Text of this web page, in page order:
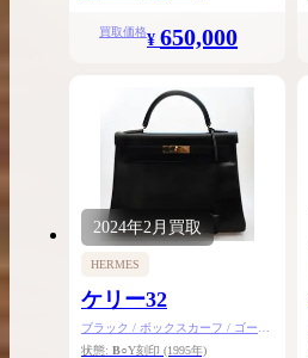
買取価格¥ 650,000
2024年2月買取
HERMES
ケリー32
ブラック / ボックスカーフ / ゴール
ド金具
状態: B○Y刻印 (1995年)